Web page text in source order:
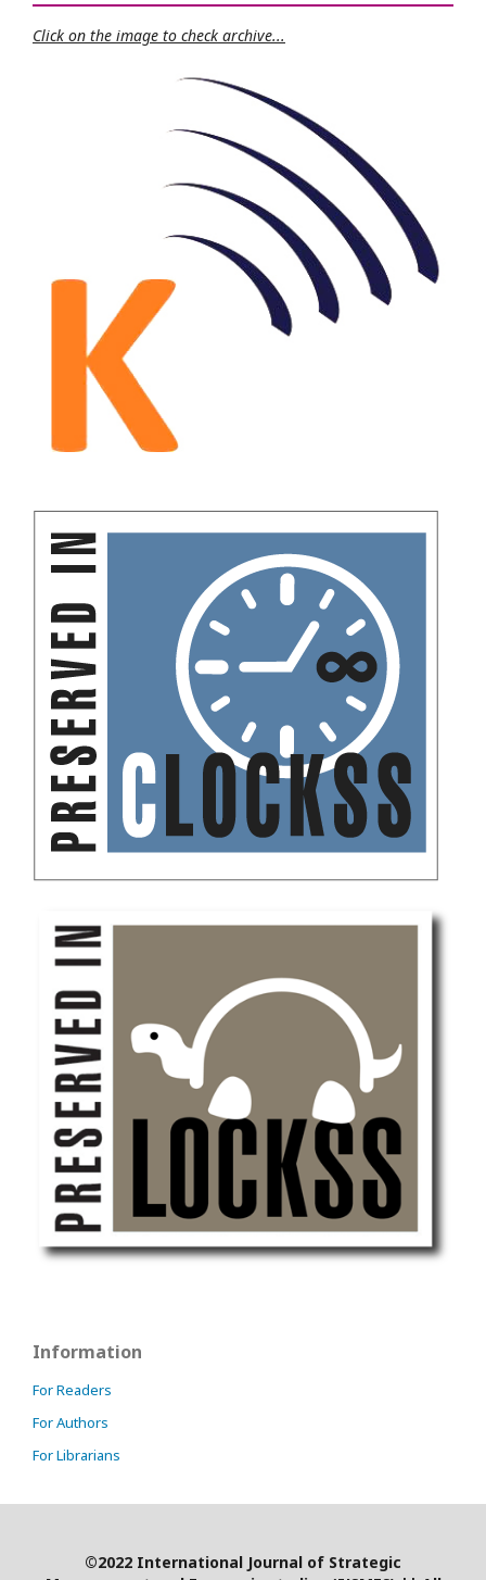
Click on the image to check archive...
Information
For Readers
For Authors
For Librarians
©2022 International Journal of Strategic